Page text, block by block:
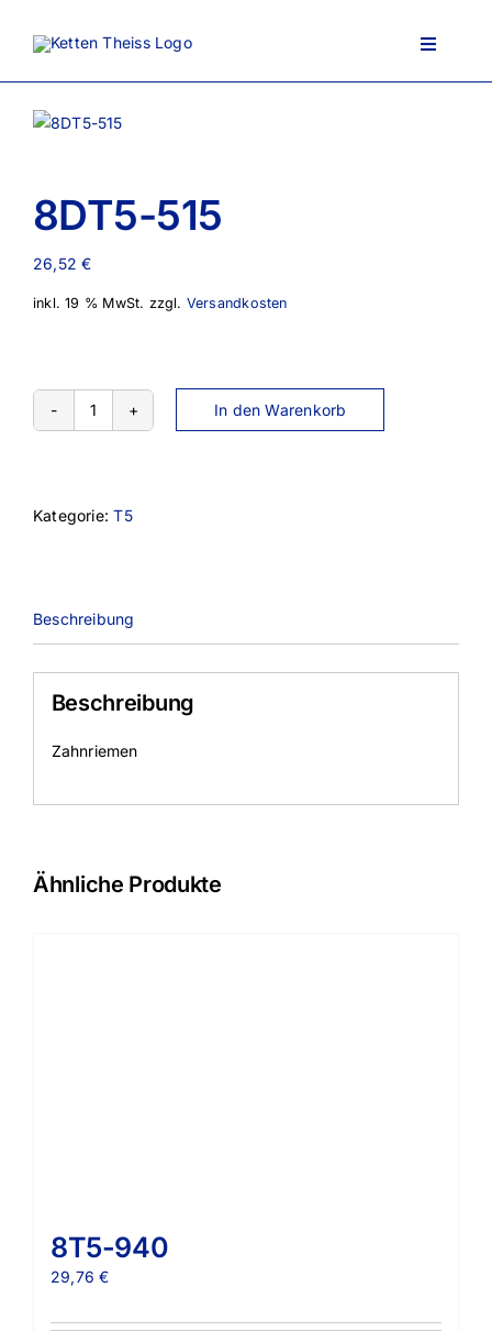
Inhalt
Toggle
AGB
8DT5-515
26,52€
inkl. 19 % MwSt. zzgl. Versandkosten
8DT5-
In den Warenkorb
Kategorie:T5
Beschreibung
Beschreibung
Zahnriemen
Ähnliche Produkte
8T5-940
29,76€